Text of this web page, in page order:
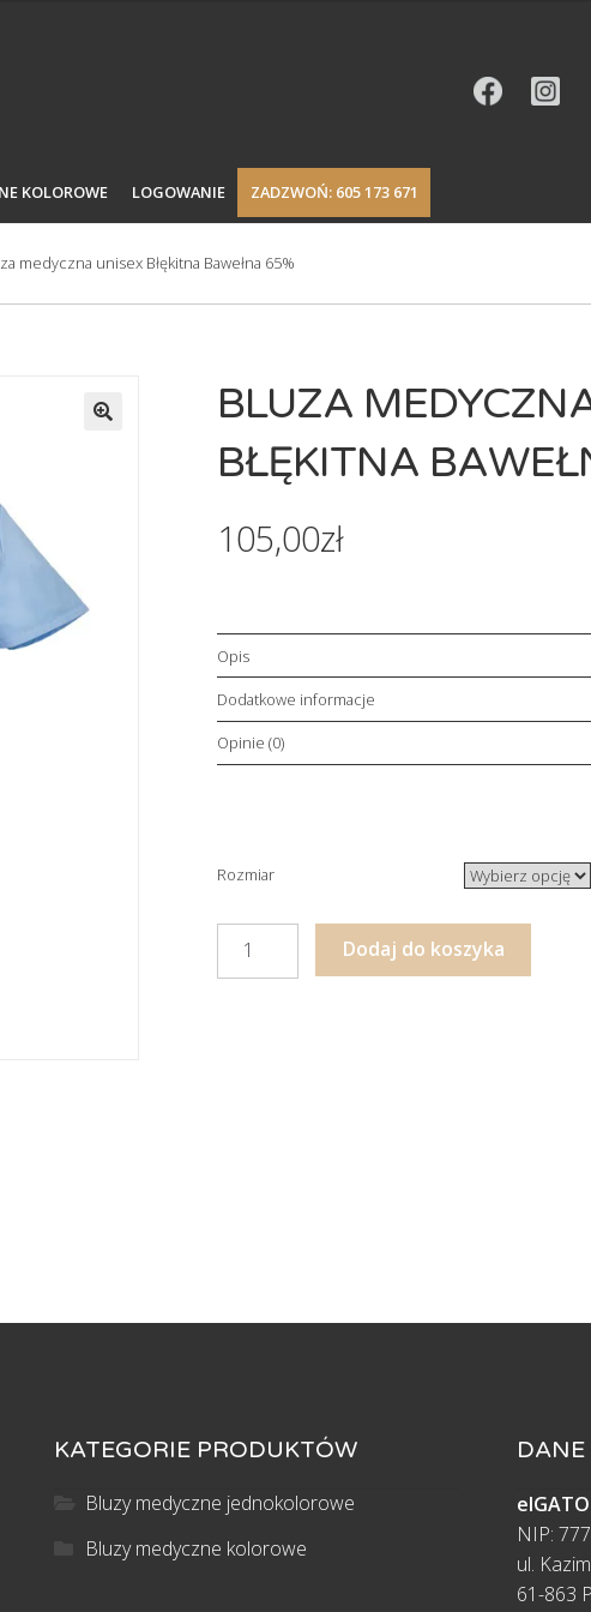
KOLOROWE LOGOWANIE ZADZWOŃ: 605 173 671
medyczna unisex Błękitna Bawełna 65%
BLUZA
BŁĘKITNA
105,00zł
Opis
Dodatkowe informacje
Opinie (0)
Rozmiar
ilość
Bluza
Dodaj do koszyka
KATEGORIE PRODUKTÓW
Bluzy medyczne jednokolorowe
Bluzy medyczne kolorowe
NIP:
ul.
61-863